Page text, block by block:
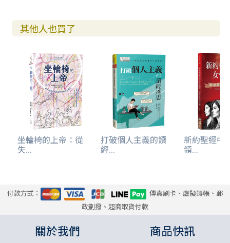
其他人也買了
坐輪椅的上帝：從
失...
打破個人主義的讀
經...
新約聖經中
領...
付款方式：
傳真刷卡、虛擬轉帳、郵
政劃撥、超商取貨付款
關於我們 商品快訊